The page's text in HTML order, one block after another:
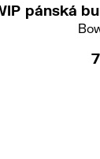
pánská